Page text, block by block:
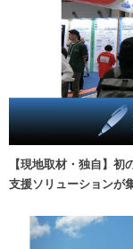
【現地取材・独自】
支援ソリューションが